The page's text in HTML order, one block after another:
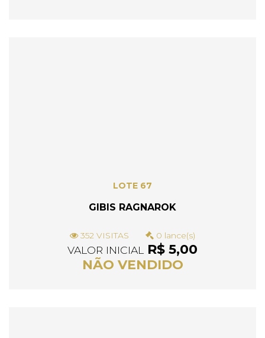
LOTE 67
GIBIS RAGNAROK
352 VISITAS 0 lance(s)
VALOR INICIAL
R$ 5,00
NÃO VENDIDO